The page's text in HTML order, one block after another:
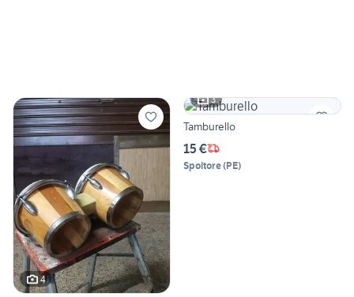
4
3
Tamburello
15 €
Spoltore(PE)